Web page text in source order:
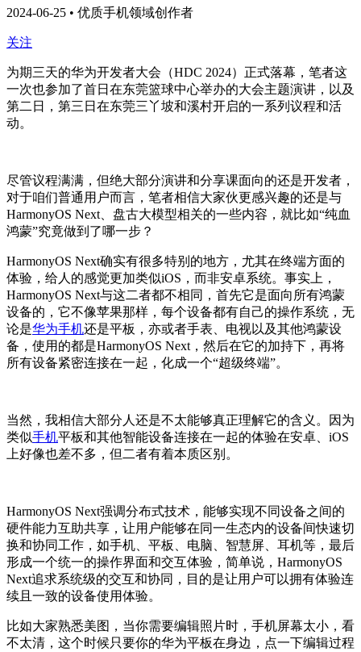
2024-06-25 • 优质手机领域创作者
关注
为期三天的华为开发者大会（HDC 2024）正式落幕，笔者这
一次也参加了首日在东莞篮球中心举办的大会主题演讲，以及
第二日，第三日在东莞三丫坡和溪村开启的一系列议程和活
动。
尽管议程满满，但绝大部分演讲和分享课面向的还是开发者，
对于咱们普通用户而言，笔者相信大家伙更感兴趣的还是与
HarmonyOS Next、盘古大模型相关的一些内容，就比如“纯血
鸿蒙”究竟做到了哪一步？
HarmonyOS Next确实有很多特别的地方，尤其在终端方面的
体验，给人的感觉更加类似iOS，而非安卓系统。事实上，
HarmonyOS Next与这二者都不相同，首先它是面向所有鸿蒙
设备的，它不像苹果那样，每个设备都有自己的操作系统，无
论是华为手机还是平板，亦或者手表、电视以及其他鸿蒙设
备，使用的都是HarmonyOS Next，然后在它的加持下，再将
所有设备紧密连接在一起，化成一个“超级终端”。
当然，我相信大部分人还是不太能够真正理解它的含义。因为
类似手机平板和其他智能设备连接在一起的体验在安卓、iOS
上好像也差不多，但二者有着本质区别。
HarmonyOS Next强调分布式技术，能够实现不同设备之间的
硬件能力互助共享，让用户能够在同一生态内的设备间快速切
换和协同工作，如手机、平板、电脑、智慧屏、耳机等，最后
形成一个统一的操作界面和交互体验，简单说，HarmonyOS
Next追求系统级的交互和协同，目的是让用户可以拥有体验连
续且一致的设备使用体验。
比如大家熟悉美图，当你需要编辑照片时，手机屏幕太小，看
不太清，这个时候只要你的华为平板在身边，点一下编辑过程